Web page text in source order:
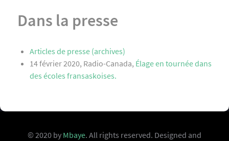
Dans la presse
Articles de presse (archives)
14 février 2020, Radio-Canada, Élage en tournée dans
des écoles fransaskoises.
© 2020 by Mbaye. All rights reserved. Designed and